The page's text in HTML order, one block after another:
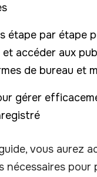
étape par étape
accéder aux
de bureau et
gérer
vous aurez
nécessaires pour